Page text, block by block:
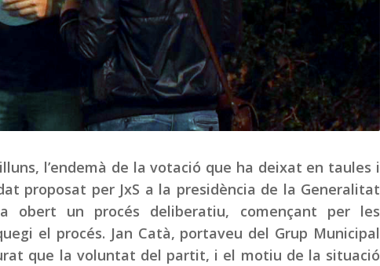
l’endemà de la votació que ha deixat en taules i
proposat per JxS a la presidència de la Generalitat
obert un procés deliberatiu, començant per les
el procés. Jan Catà, portaveu del Grup Municipal
que la voluntat del partit, i el motiu de la situació